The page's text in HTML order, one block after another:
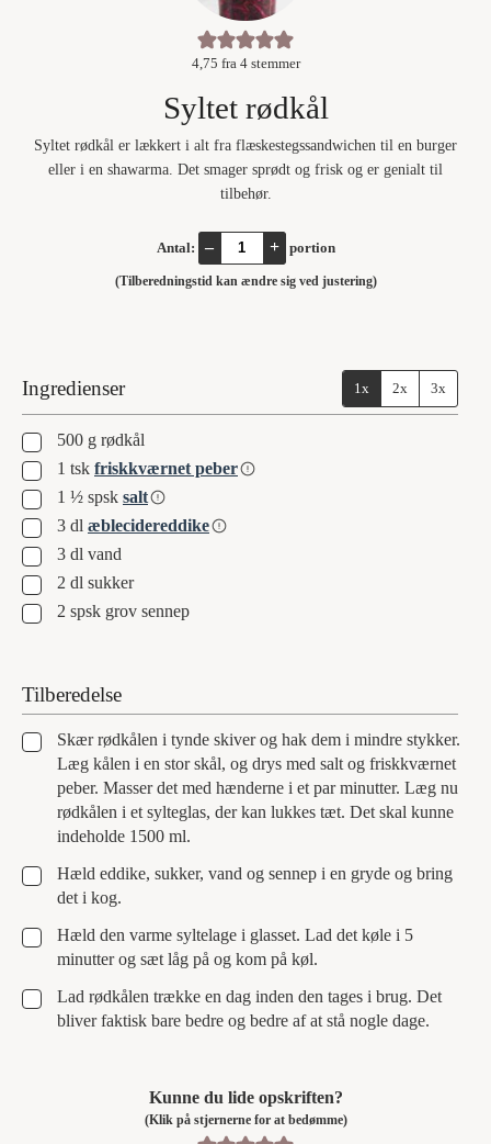
4,75 fra 4stemmer
Syltet rødkål
Syltet rødkål er lækkert i alt fra flæskestegssandwichen til en burger
eller i en shawarma. Det smager sprødt og frisk og er genialt til
tilbehør.
Antal: – + portion
(Tilberedningstid kan ændre sig ved justering)
Ingredienser 1x 2x 3x
▢
500 g rødkål
▢1 tsk friskkværnet peber
▢1 ½ spsk salt
▢
3 dl æblecidereddike
▢
3 dl vand
▢
2 dl sukker
▢
2 spsk grov sennep
Tilberedelse
▢
Skær rødkålen i tynde skiver og hak dem i mindre stykker.
Læg kålen i en stor skål, og drys med salt og friskkværnet
peber. Masser det med hænderne i et par minutter. Læg nu
rødkålen i et sylteglas, der kan lukkes tæt. Det skal kunne
indeholde 1500 ml.
▢
Hæld eddike, sukker, vand og sennep i en gryde og bring
det i kog.
▢
Hæld den varme syltelage i glasset. Lad det køle i 5
minutter og sæt låg på og kom på køl.
▢
Lad rødkålen trække en dag inden den tages i brug. Det
bliver faktisk bare bedre og bedre af at stå nogle dage.
Kunne du lide opskriften?
(Klik på stjernerne for at bedømme)